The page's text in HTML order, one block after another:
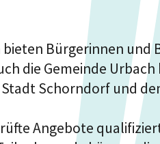
Bürgerinnen und
die Gemeinde
Schorndorf und
Angebote